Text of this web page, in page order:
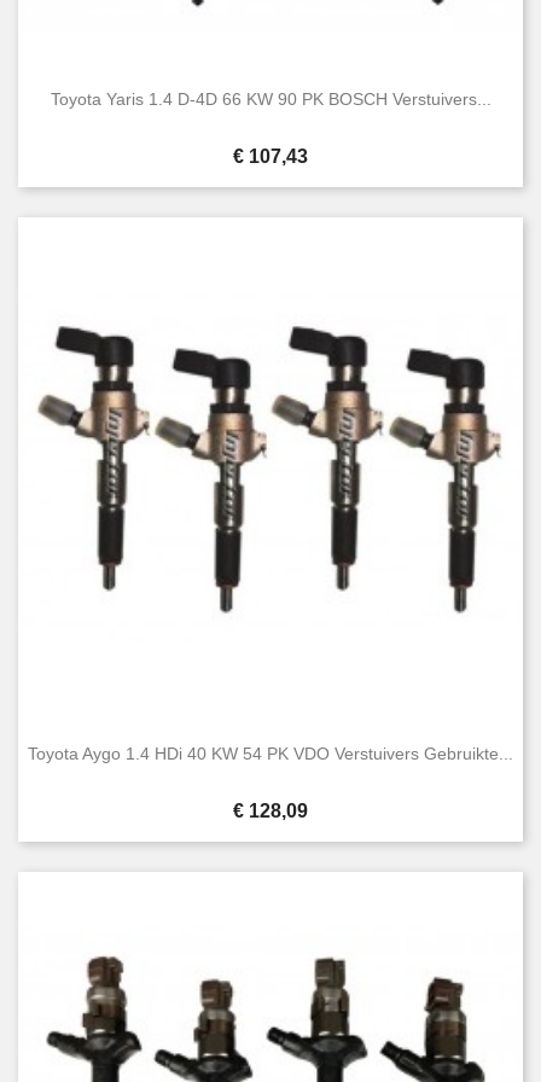
Toyota Yaris 1.4 D-4D 66 KW 90 PK BOSCH Verstuivers...
Prijs
€ 107,43
Toyota Aygo 1.4 HDi 40 KW 54 PK VDO Verstuivers Gebruikte...
Prijs
€ 128,09